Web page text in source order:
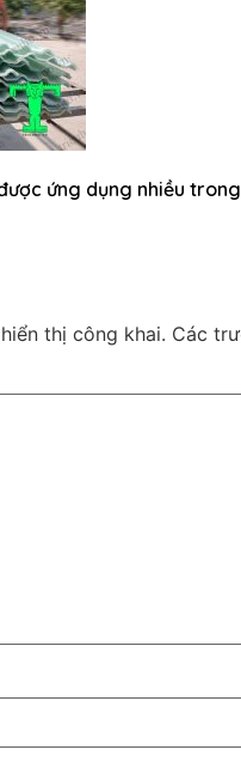
ứng dụng nhiều
thị công khai. Các